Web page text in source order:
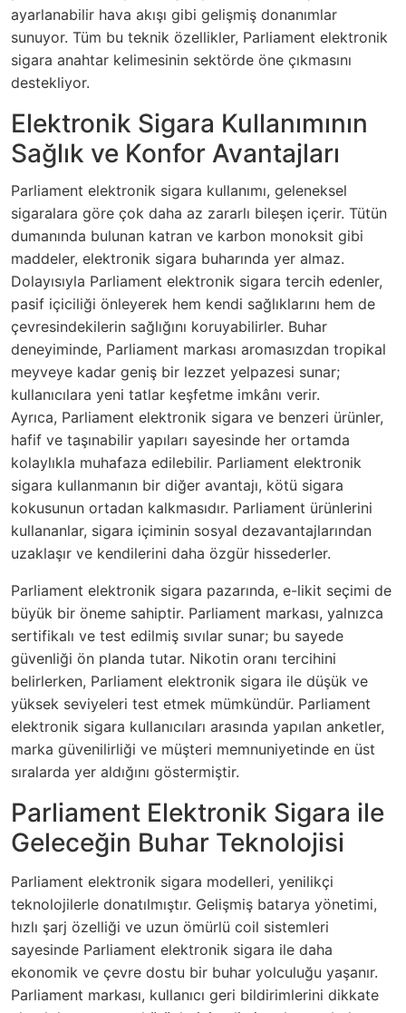
ayarlanabilir hava akışı gibi gelişmiş donanımlar
sunuyor. Tüm bu teknik özellikler, Parliament elektronik
sigara anahtar kelimesinin sektörde öne çıkmasını
destekliyor.
Elektronik Sigara Kullanımının
Sağlık ve Konfor Avantajları
Parliament elektronik sigara kullanımı, geleneksel
sigaralara göre çok daha az zararlı bileşen içerir. Tütün
dumanında bulunan katran ve karbon monoksit gibi
maddeler, elektronik sigara buharında yer almaz.
Dolayısıyla Parliament elektronik sigara tercih edenler,
pasif içiciliği önleyerek hem kendi sağlıklarını hem de
çevresindekilerin sağlığını koruyabilirler. Buhar
deneyiminde, Parliament markası aromasızdan tropikal
meyveye kadar geniş bir lezzet yelpazesi sunar;
kullanıcılara yeni tatlar keşfetme imkânı verir.
Ayrıca, Parliament elektronik sigara ve benzeri ürünler,
hafif ve taşınabilir yapıları sayesinde her ortamda
kolaylıkla muhafaza edilebilir. Parliament elektronik
sigara kullanmanın bir diğer avantajı, kötü sigara
kokusunun ortadan kalkmasıdır. Parliament ürünlerini
kullananlar, sigara içiminin sosyal dezavantajlarından
uzaklaşır ve kendilerini daha özgür hissederler.
Parliament elektronik sigara pazarında, e-likit seçimi de
büyük bir öneme sahiptir. Parliament markası, yalnızca
sertifikalı ve test edilmiş sıvılar sunar; bu sayede
güvenliği ön planda tutar. Nikotin oranı tercihini
belirlerken, Parliament elektronik sigara ile düşük ve
yüksek seviyeleri test etmek mümkündür. Parliament
elektronik sigara kullanıcıları arasında yapılan anketler,
marka güvenilirliği ve müşteri memnuniyetinde en üst
sıralarda yer aldığını göstermiştir.
Parliament Elektronik Sigara ile
Geleceğin Buhar Teknolojisi
Parliament elektronik sigara modelleri, yenilikçi
teknolojilerle donatılmıştır. Gelişmiş batarya yönetimi,
hızlı şarj özelliği ve uzun ömürlü coil sistemleri
sayesinde Parliament elektronik sigara ile daha
ekonomik ve çevre dostu bir buhar yolculuğu yaşanır.
Parliament markası, kullanıcı geri bildirimlerini dikkate